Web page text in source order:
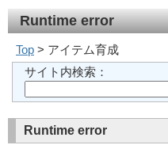
Runtime error
Top > アイテム育成
サイト内検索：
Runtime error